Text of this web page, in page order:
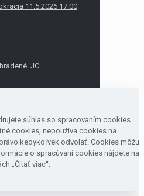
11.5.2026 17:00
JC
súhlas so spracovaním cookies.
cookies, nepoužíva cookies na
kedykoľvek odvolať. Cookies môžu
o spracúvaní cookies nájdete na
„Čítať viac“.